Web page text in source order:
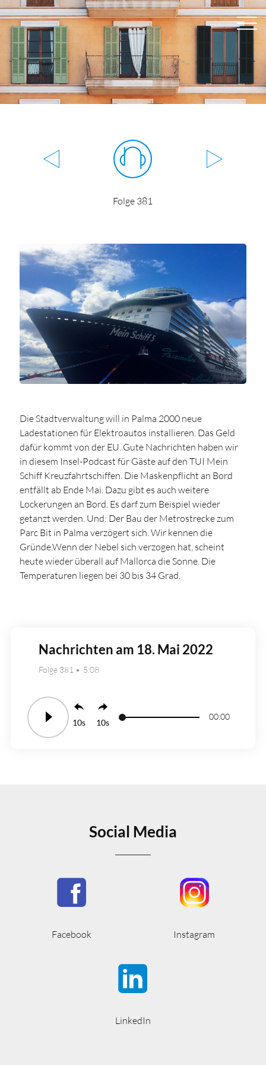
Folge 381
Die Stadtverwaltung will in Palma 2000 neue
Ladestationen für Elektroautos installieren. Das Geld
dafür kommt von der EU. Gute Nachrichten haben wir
in diesem Insel-Podcast für Gäste auf den TUI Mein
Schiff Kreuzfahrtschiffen. Die Maskenpflicht an Bord
entfällt ab Ende Mai. Dazu gibt es auch weitere
Lockerungen an Bord. Es darf zum Beispiel wieder
getanzt werden. Und: Der Bau der Metrostrecke zum
Parc Bit in Palma verzögert sich. Wir kennen die
Gründe.Wenn der Nebel sich verzogen hat, scheint
heute wieder überall auf Mallorca die Sonne. Die
Temperaturen liegen bei 30 bis 34 Grad.
Nachrichten am 18. Mai 2022
Folge 381 5:08
10 10
00:00
Social Media
Facebook Instagram
LinkedIn